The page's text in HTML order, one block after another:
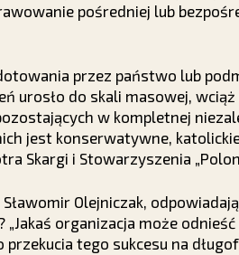
pośredniej lub
przez państwo lub
urosło do skali masowej,
w kompletnej
jest konserwatywne,
Skargi i Stowarzyszenia
Olejniczak,
„Jakaś organizacja może
tego sukcesu na